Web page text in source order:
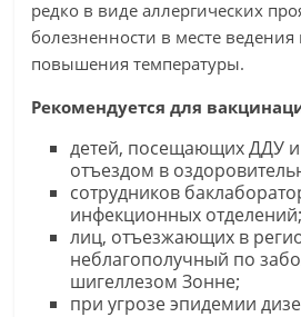
редко в виде аллергических
болезненности в месте
повышения температуры.
Рекомендуется для
детей, посещающих ДДУ
отъездом в
сотрудников
инфекционных отделений;
лиц, отъезжающих в
неблагополучный по
шигеллезом Зонне;
при угрозе эпидемии